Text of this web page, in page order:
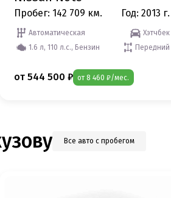
Пробег: 142 709 км. Год: 2013 г.
Автоматическая
Хэтчбек
1.6 л, 110 л.с., Бензин
Передний
от 544 500 ₽ от 8 460 ₽/мес.
Все авто с пробегом